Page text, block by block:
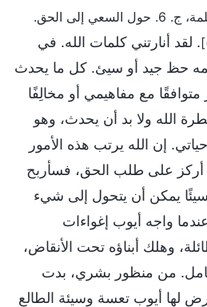
[الكلمة، ج. 6. حول السعي إلى الحق.
. لقد أنارتني كلمات الله. في
حظ جيد أو سيئ. كل ما يحدث
مع مفاهيمي أو مخالِفًا
الله ولا بد أن يحدث، وهو
إن الله يرتب هذه الأمور
أركز على طلب الحق، فسأربح
سيئًا يمكن أن يتحول إلى شيء
واجه أيوب إغواءات
وهلك أبناؤه تحت الأنقاض،
من منظور بشري، بدت
لها أيوب تعسة وسيئة الطالع